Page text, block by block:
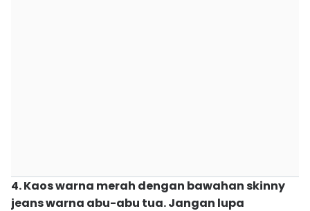
4. Kaos warna merah dengan bawahan skinny
jeans warna abu-abu tua. Jangan lupa